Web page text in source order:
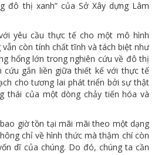
đô thị xanh” của Sở Xây dựng Lâm
yêu cầu thực tế cho một mô hình
vẫn còn tính chất tĩnh và tách biệt như
hổng lớn trong nghiên cứu về đô thị
cứu gắn liền giữa thiết kế với thực tế
cho tương lai phát triển bởi sự thật
thái của một dòng chảy tiến hóa và
giờ tồn tại mãi mãi theo một dạng
chỉ về hình thức mà thậm chí còn
dĩ của chúng. Do đó, chúng ta cần